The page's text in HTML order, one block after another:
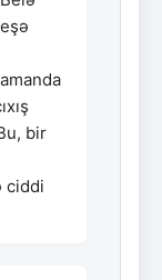
bir
ciddi